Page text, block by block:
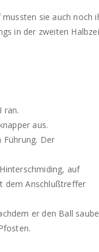
sie auch
in der zweiten
ran.
aus.
Führung. Der
auf
dem Anschlußtreffer
er den Ball